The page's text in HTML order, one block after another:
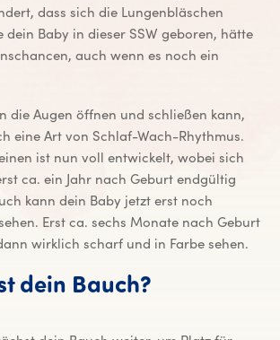
dass sich die Lungenbläschen
dein Baby in dieser SSW geboren, hätte
auch wenn es noch ein
die Augen öffnen und schließen kann,
eine Art von Schlaf-Wach-Rhythmus.
ist nun voll entwickelt, wobei sich
ca. ein Jahr nach Geburt endgültig
kann dein Baby jetzt erst noch
Erst ca. sechs Monate nach Geburt
wirklich scharf und in Farbe sehen.
dein Bauch?